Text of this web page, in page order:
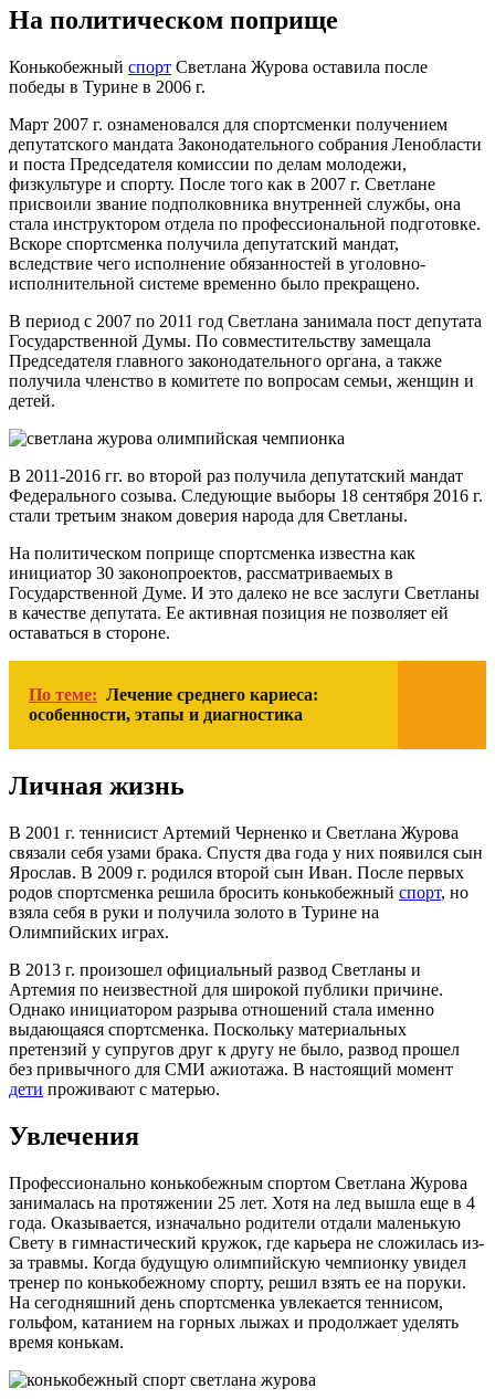
На политическом поприще
Конькобежный спорт Светлана Журова оставила после
победы в Турине в 2006 г.
Март 2007 г. ознаменовался для спортсменки получением
депутатского мандата Законодательного собрания Ленобласти
и поста Председателя комиссии по делам молодежи,
физкультуре и спорту. После того как в 2007 г. Светлане
присвоили звание подполковника внутренней службы, она
стала инструктором отдела по профессиональной подготовке.
Вскоре спортсменка получила депутатский мандат,
вследствие чего исполнение обязанностей в уголовно-
исполнительной системе временно было прекращено.
В период с 2007 по 2011 год Светлана занимала пост депутата
Государственной Думы. По совместительству замещала
Председателя главного законодательного органа, а также
получила членство в комитете по вопросам семьи, женщин и
детей.
В 2011-2016 гг. во второй раз получила депутатский мандат
Федерального созыва. Следующие выборы 18 сентября 2016 г.
стали третьим знаком доверия народа для Светланы.
На политическом поприще спортсменка известна как
инициатор 30 законопроектов, рассматриваемых в
Государственной Думе. И это далеко не все заслуги Светланы
в качестве депутата. Ее активная позиция не позволяет ей
оставаться в стороне.
По теме: Лечение среднего кариеса:
особенности, этапы и диагностика
Личная жизнь
В 2001 г. теннисист Артемий Черненко и Светлана Журова
связали себя узами брака. Спустя два года у них появился сын
Ярослав. В 2009 г. родился второй сын Иван. После первых
родов спортсменка решила бросить конькобежный спорт, но
взяла себя в руки и получила золото в Турине на
Олимпийских играх.
В 2013 г. произошел официальный развод Светланы и
Артемия по неизвестной для широкой публики причине.
Однако инициатором разрыва отношений стала именно
выдающаяся спортсменка. Поскольку материальных
претензий у супругов друг к другу не было, развод прошел
без привычного для СМИ ажиотажа. В настоящий момент
дети проживают с матерью.
Увлечения
Профессионально конькобежным спортом Светлана Журова
занималась на протяжении 25 лет. Хотя на лед вышла еще в 4
года. Оказывается, изначально родители отдали маленькую
Свету в гимнастический кружок, где карьера не сложилась из-
за травмы. Когда будущую олимпийскую чемпионку увидел
тренер по конькобежному спорту, решил взять ее на поруки.
На сегодняшний день спортсменка увлекается теннисом,
гольфом, катанием на горных лыжах и продолжает уделять
время конькам.